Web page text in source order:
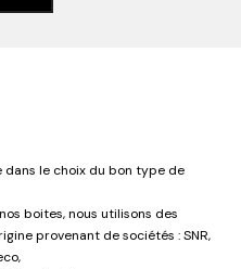
dans le choix du bon type de
boites, nous utilisons des
provenant de sociétés : SNR,